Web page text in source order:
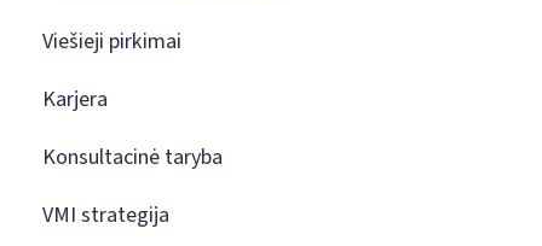
Viešieji pirkimai
Karjera
Konsultacinė taryba
VMI strategija